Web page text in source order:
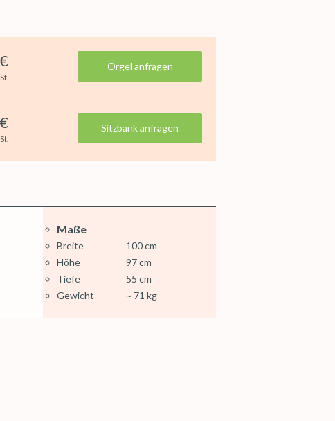
Orgel anfragen
Sitzbank anfragen
Maße
Breite
100 cm
Höhe
97 cm
Tiefe
55 cm
Gewicht
~ 71 kg